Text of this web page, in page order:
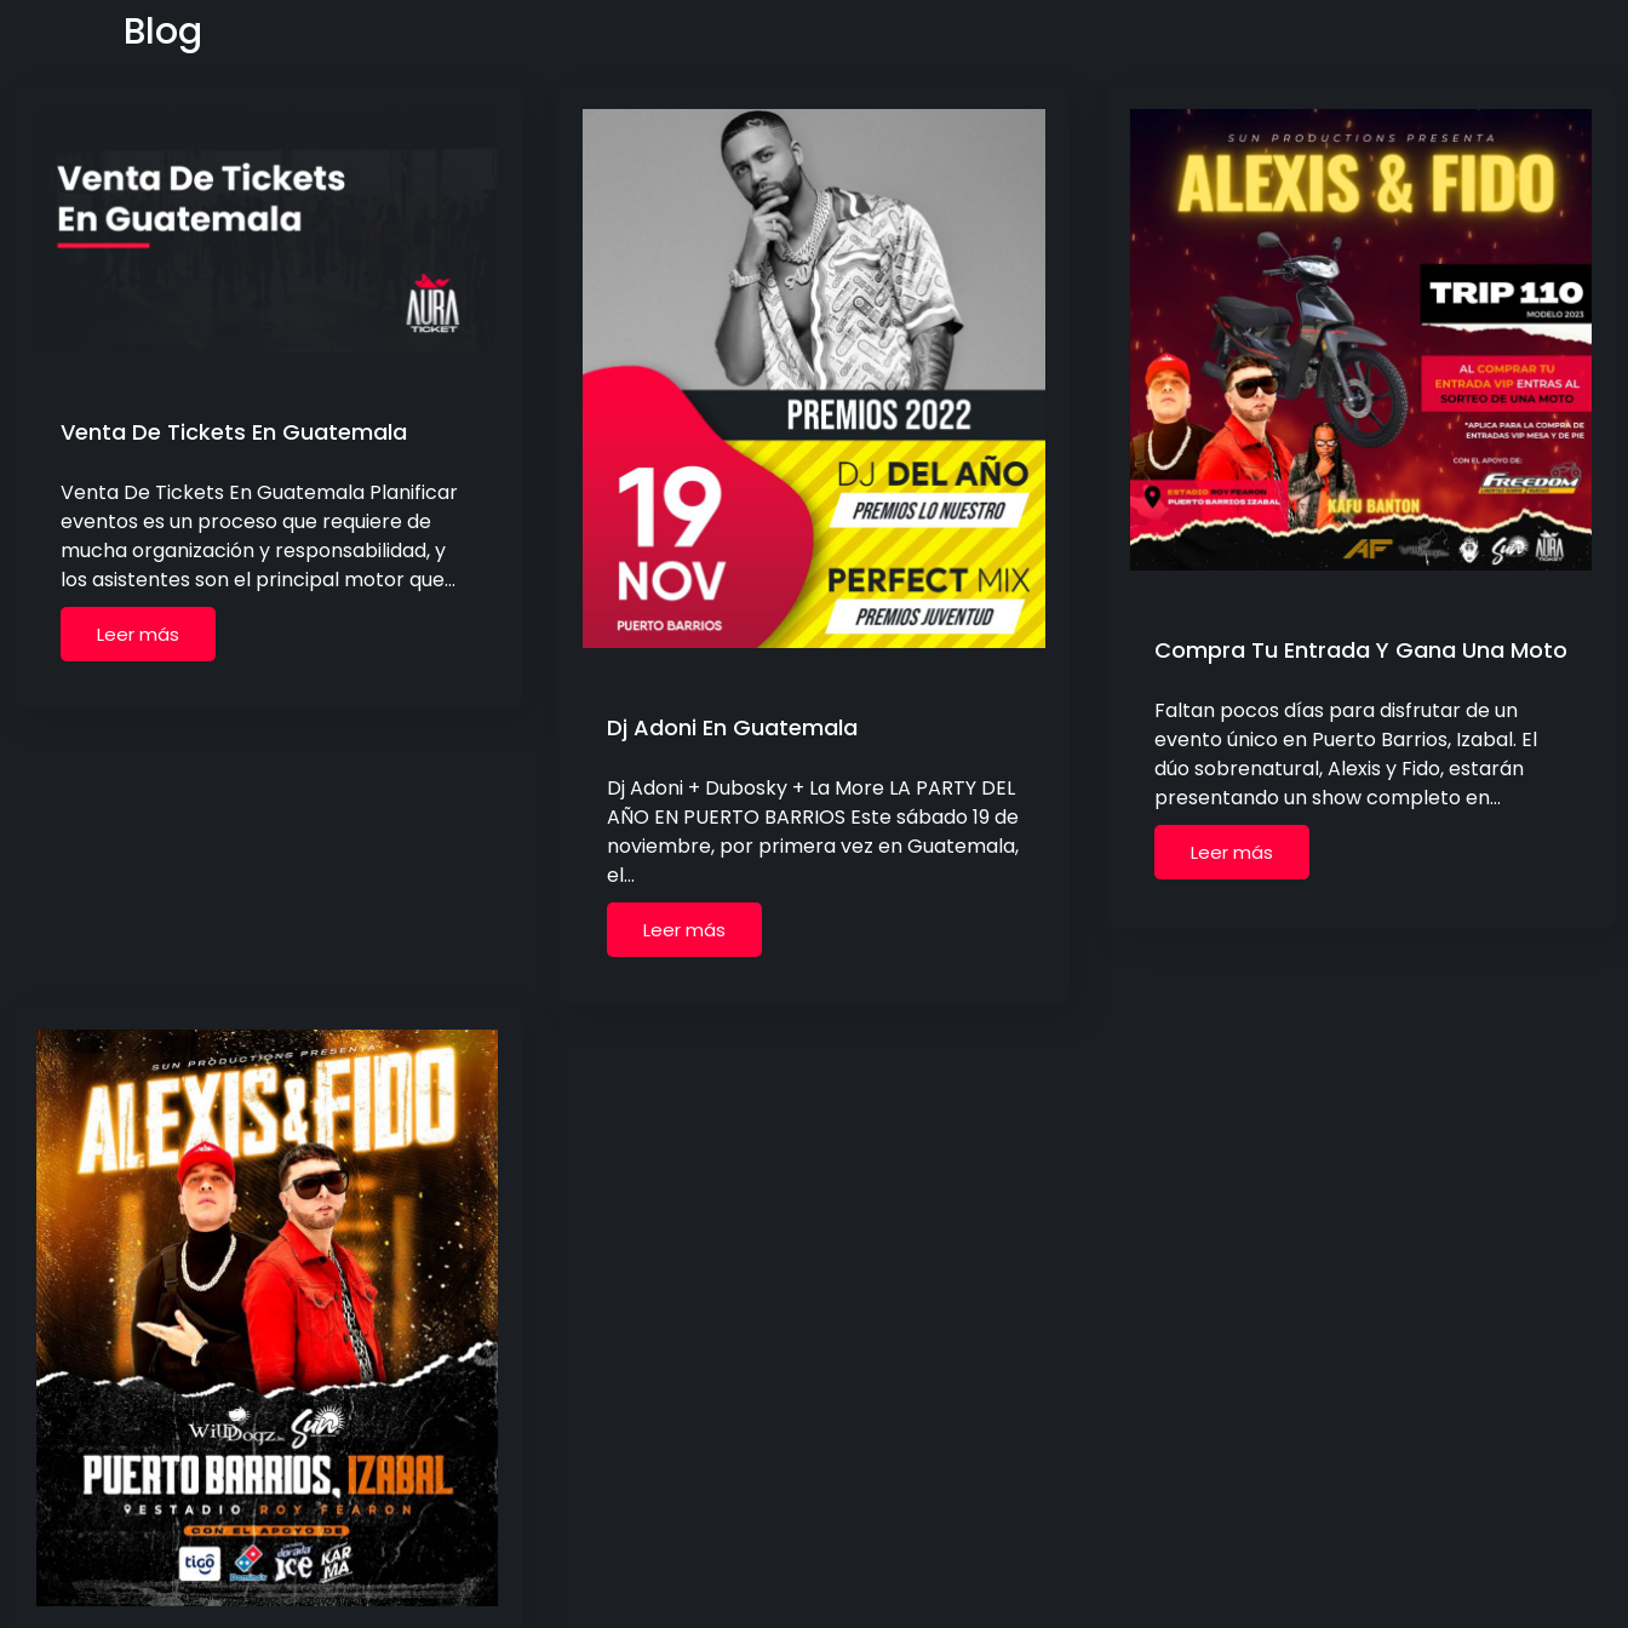
Blog
Venta De Tickets En Guatemala
Venta De Tickets En Guatemala Planificar
eventos es un proceso que requiere de
mucha organización y responsabilidad, y
los asistentes son el principal motor que…
Leer más
Dj Adoni En Guatemala
Dj Adoni + Dubosky + La More LA PARTY DEL
AÑO EN PUERTO BARRIOS Este sábado 19 de
noviembre, por primera vez en Guatemala,
el…
Leer más
Compra Tu Entrada Y Gana Una Moto
Faltan pocos días para disfrutar de un
evento único en Puerto Barrios, Izabal. El
dúo sobrenatural, Alexis y Fido, estarán
presentando un show completo en…
Leer más